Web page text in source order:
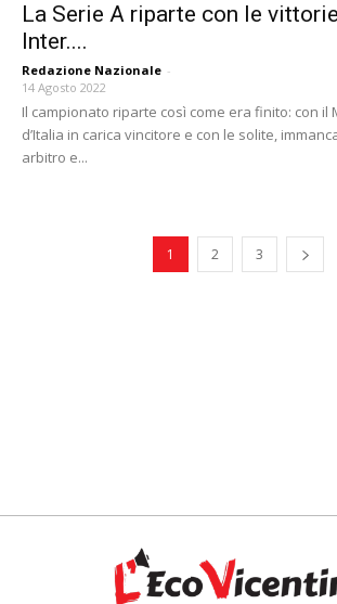
La Serie A riparte con le
Inter....
Redazione Nazionale -
14 Agosto 2022
Il campionato riparte così come era finito: con il
d’Italia in carica vincitore e con le solite,
arbitro e...
1 2 3